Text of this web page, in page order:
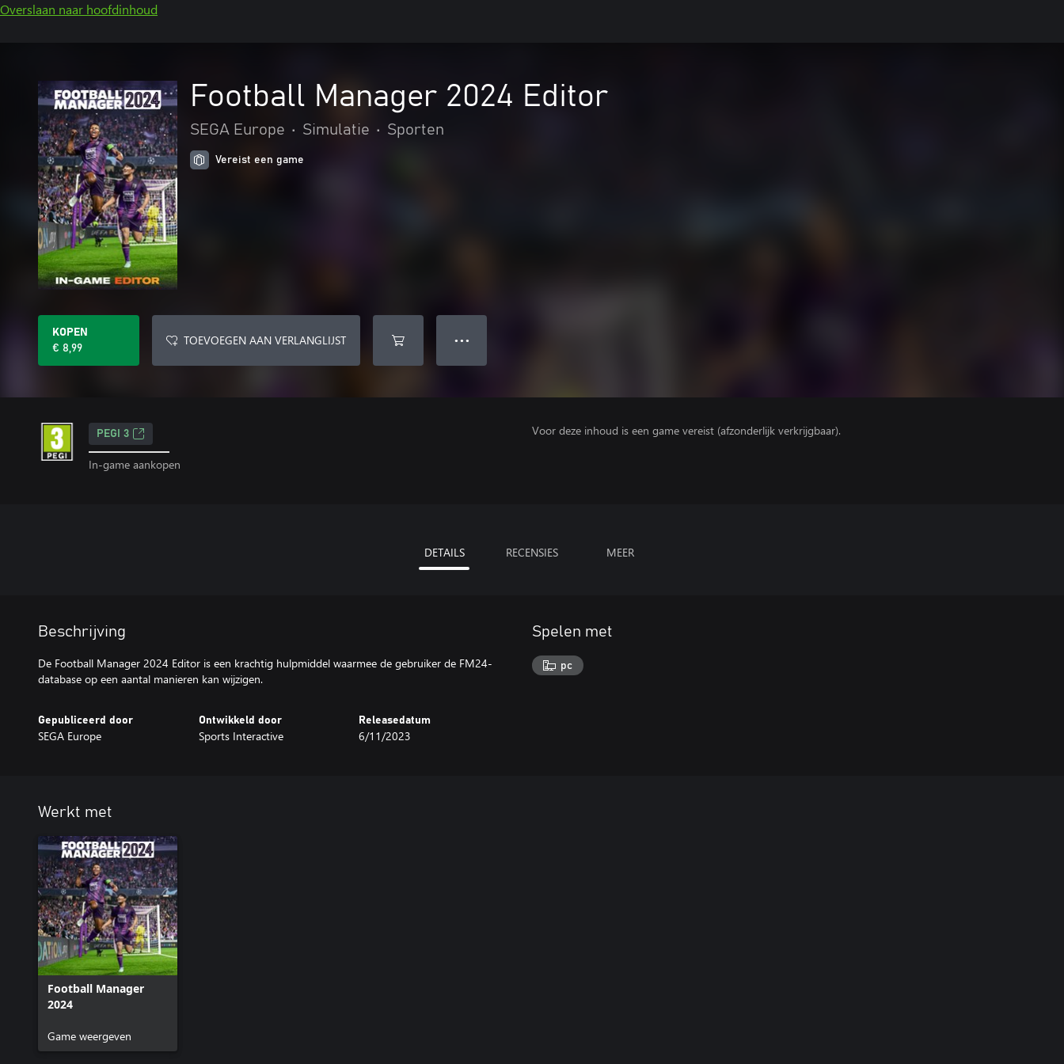
Overslaan naar hoofdinhoud
Football Manager 2024 Editor
SEGA Europe • Simulatie • Sporten
Vereist een game
KOPEN
€ 8,99
TOEVOEGEN AAN VERLANGLIJST ● ● ●
PEGI 3
In-game aankopen
Voor deze inhoud is een game vereist (afzonderlijk verkrijgbaar).
DETAILS RECENSIES MEER
Beschrijving
De Football Manager 2024 Editor is een krachtig hulpmiddel waarmee de gebruiker de FM24-
database op een aantal manieren kan wijzigen.
Gepubliceerd door
SEGA Europe
Ontwikkeld door
Sports Interactive
Releasedatum
6/11/2023
Spelen met
pc
Werkt met
Football Manager
2024
Game weergeven